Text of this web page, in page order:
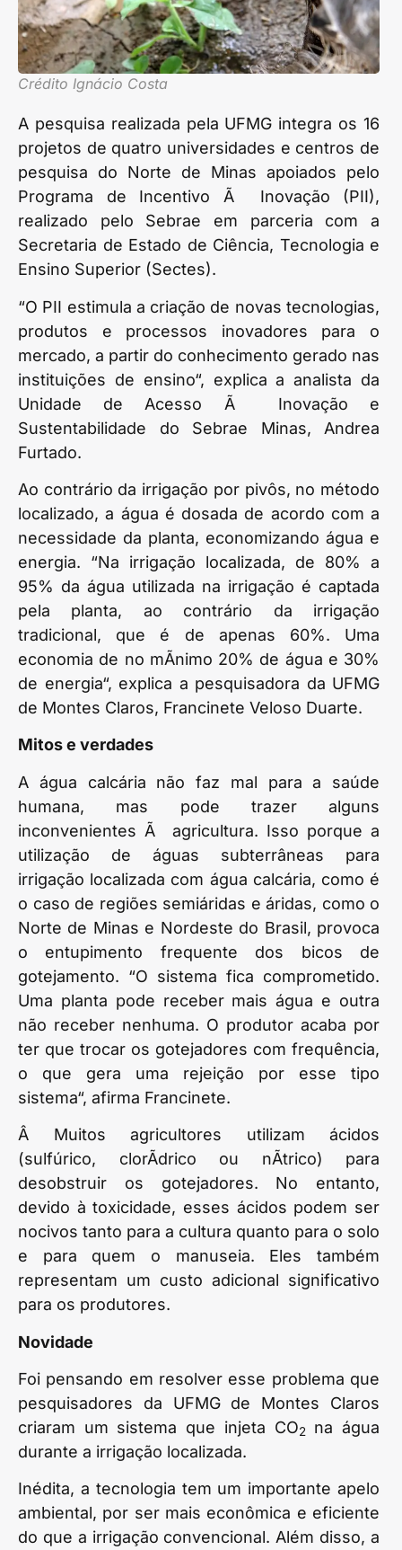
Crédito Ignácio Costa
A pesquisa realizada pela UFMG integra os 16
projetos de quatro universidades e centros de
pesquisa do Norte de Minas apoiados pelo
Programa de Incentivo Ã Inovação (PII),
realizado pelo Sebrae em parceria com a
Secretaria de Estado de Ciência, Tecnologia e
Ensino Superior (Sectes).
“O PII estimula a criação de novas tecnologias,
produtos e processos inovadores para o
mercado, a partir do conhecimento gerado nas
instituições de ensino“, explica a analista da
Unidade de Acesso Ã Inovação e
Sustentabilidade do Sebrae Minas, Andrea
Furtado.
Ao contrário da irrigação por pivôs, no método
localizado, a água é dosada de acordo com a
necessidade da planta, economizando água e
energia. “Na irrigação localizada, de 80% a
95% da água utilizada na irrigação é captada
pela planta, ao contrário da irrigação
tradicional, que é de apenas 60%. Uma
economia de no mÃ­nimo 20% de água e 30%
de energia“, explica a pesquisadora da UFMG
de Montes Claros, Francinete Veloso Duarte.
Mitos e verdades
A água calcária não faz mal para a saúde
humana, mas pode trazer alguns
inconvenientes Ã agricultura. Isso porque a
utilização de águas subterrâneas para
irrigação localizada com água calcária, como é
o caso de regiões semiáridas e áridas, como o
Norte de Minas e Nordeste do Brasil, provoca
o entupimento frequente dos bicos de
gotejamento. “O sistema fica comprometido.
Uma planta pode receber mais água e outra
não receber nenhuma. O produtor acaba por
ter que trocar os gotejadores com frequência,
o que gera uma rejeição por esse tipo
sistema“, afirma Francinete.
Â Muitos agricultores utilizam ácidos
(sulfúrico, clorÃ­drico ou nÃ­trico) para
desobstruir os gotejadores. No entanto,
devido à toxicidade, esses ácidos podem ser
nocivos tanto para a cultura quanto para o solo
e para quem o manuseia. Eles também
representam um custo adicional significativo
para os produtores.
Novidade
Foi pensando em resolver esse problema que
pesquisadores da UFMG de Montes Claros
criaram um sistema que injeta CO2
na água
durante a irrigação localizada.
Inédita, a tecnologia tem um importante apelo
ambiental, por ser mais econômica e eficiente
do que a irrigação convencional. Além disso, a